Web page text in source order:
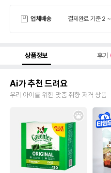
업체배송 결제완료 기준 2
상품정보 후기
Ai가 추천 드려요
우리 아이를 위한 맞춤 취향 저격 상품